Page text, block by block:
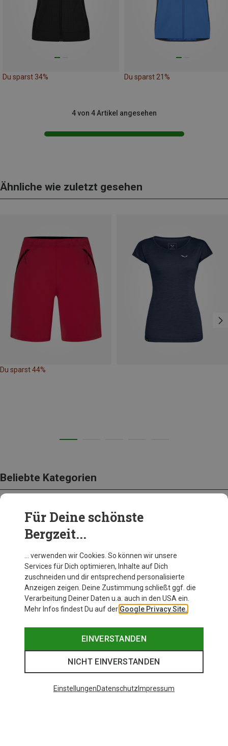
Du sparst 34% Du sparst 21%
4 von 4 Artikel angesehen
Ähnliche wie zuletzt gesehen
Du sparst 44%
Beliebte Kategorien
BEKLEIDUNG
Für Deine schönste
Bergzeit...
… verwenden wir Cookies. So können wir unsere
Services für Dich optimieren, Inhalte auf Dich
zuschneiden und dir entsprechend personalisierte
Anzeigen zeigen. Deine Zustimmung schließt ggf. die
Verarbeitung Deiner Daten u.a. auch in den USA ein.
Mehr Infos findest Du auf der Google Privacy Site.
EINVERSTANDEN
NICHT EINVERSTANDEN
EinstellungenDatenschutz Impressum